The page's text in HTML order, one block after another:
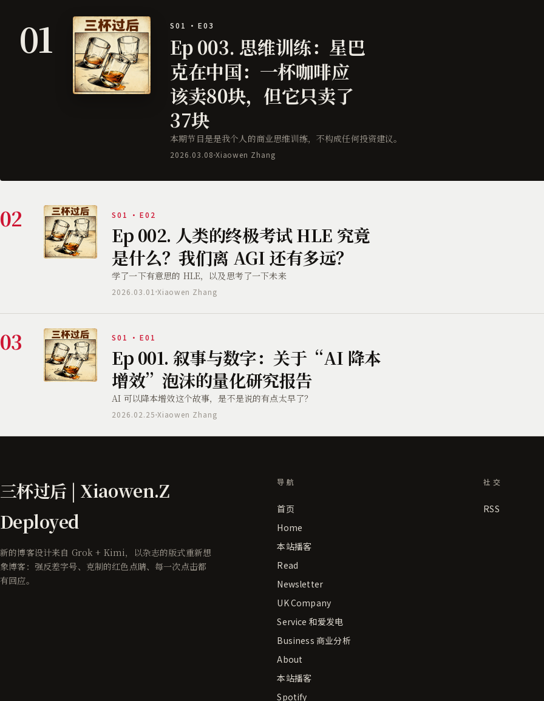
01 S01 · E03
Ep 003. 思维训练：星巴
克在中国：一杯咖啡应
该卖80块，但它只卖了
37块
本期节目是是我个人的商业思维训练，不构成任何投资建议。
2026.03.08 Xiaowen Zhang
02 S01 · E02
Ep 002. 人类的终极考试 HLE 究竟
是什么？我们离 AGI 还有多远？
学了一下有意思的 HLE，以及思考了一下未来
2026.03.01 Xiaowen Zhang
03 S01 · E01
Ep 001. 叙事与数字：关于“AI 降本
增效”泡沫的量化研究报告
AI 可以降本增效这个故事，是不是说的有点太早了？
2026.02.25 Xiaowen Zhang
三杯过后 | Xiaowen.Z
Deployed
新的博客设计来自 Grok + Kimi，以杂志的版式重新想
象博客：强反差字号、克制的红色点睛、每一次点击都
有回应。
导航
首页
Home
本站播客
Read
Newsletter
UK Company
Service 和爱发电
Business 商业分析
About
本站播客
Spotify
社交
RSS